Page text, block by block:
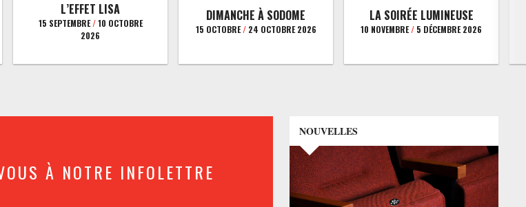
L’EFFET LISA
15 SEPTEMBRE/10 OCTOBRE
2026
DIMANCHE À SODOME
15 OCTOBRE/24 OCTOBRE 2026
LA SOIRÉE LUMINEUSE
10 NOVEMBRE/ 5 DÉCEMBRE 2026
À NOTRE INFOLETTRE
NOUVELLES